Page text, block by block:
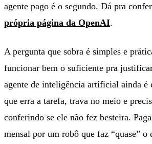
agente pago é o segundo. Dá pra
própria página da OpenAI.
A pergunta que sobra é simples e
funcionar bem o suficiente pra
agente de inteligência artificial ainda é
que erra a tarefa, trava no meio e
conferindo se ele não fez besteira.
mensal por um robô que faz “quase” o